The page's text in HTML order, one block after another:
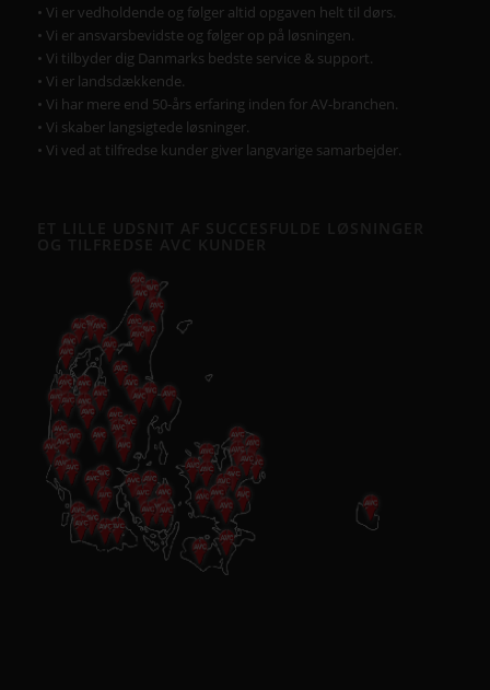
• Vi er vedholdende og følger altid opgaven helt til dørs.
• Vi er ansvarsbevidste og følger op på løsningen.
• Vi tilbyder dig Danmarks bedste service & support.
• Vi er landsdækkende.
• Vi har mere end 50-års erfaring inden for AV-branchen.
• Vi skaber langsigtede løsninger.
• Vi ved at tilfredse kunder giver langvarige samarbejder.